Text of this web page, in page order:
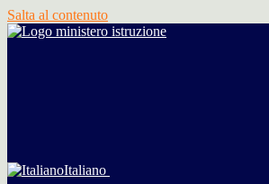
Salta al contenuto
Italiano